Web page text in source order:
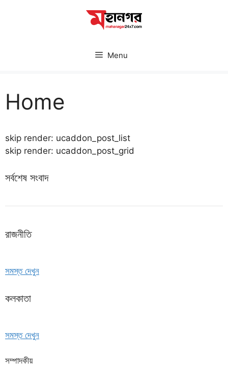
Menu
Home
skip render: ucaddon_post_list
skip render: ucaddon_post_grid
সর্বশেষ সংবাদ
রাজনীতি
সমস্ত দেখুন
কলকাতা
সমস্ত দেখুন
সম্পাদকীয়